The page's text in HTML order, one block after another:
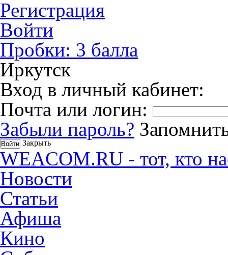
Регистрация
Войти
Пробки: 3 балла
Иркутск
Вход в личный кабинет:
Почта или логин:
Забыли пароль?
Закрыть
WEACOM.RU - тот, кто
Новости
Статьи
Афиша
Кино